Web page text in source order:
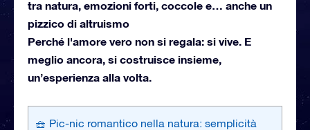
tra natura, emozioni forti, coccole e… anche un
pizzico di altruismo
Perché l'amore vero non si regala: si vive. E
meglio ancora, si costruisce insieme,
un’esperienza alla volta.
🧺 Pic-nic romantico nella natura: semplicità